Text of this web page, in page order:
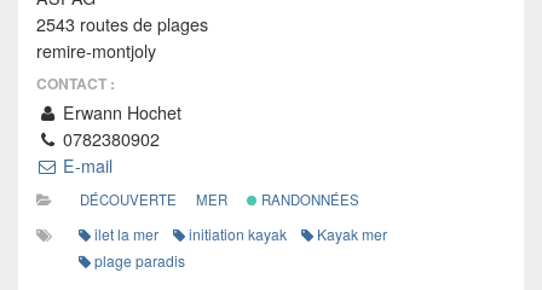
2543 routes de plages
remire-montjoly
CONTACT :
Erwann Hochet
0782380902
E-mail
DÉCOUVERTE MER RANDONNÉES
ilet la mer initiation kayak
Kayak mer
plage paradis